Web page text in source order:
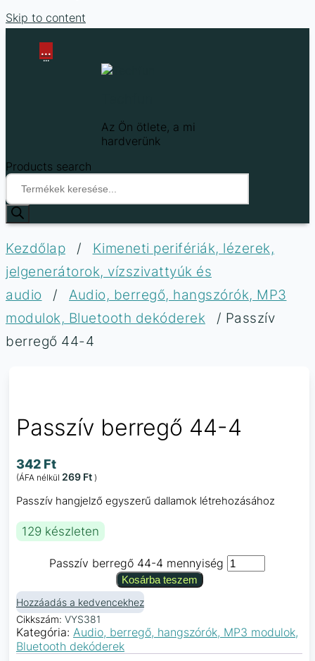
Skip to content
Az Ön ötlete, a mi
hardverünk
Products search
...
...
Kezdőlap /
Kimeneti perifériák, lézerek,
jelgenerátorok, vízszivattyúk és
audio
/
Audio, berregő, hangszórók, MP3
modulok, Bluetooth dekóderek
/ Passzív
berregő 44-4
Passzív berregő 44-4
342 Ft
(ÁFA nélkül 269 Ft )
Passzív hangjelző egyszerű dallamok létrehozásához
129 készleten
Passzív berregő 44-4 mennyiség
Kosárba teszem
Hozzáadás a kedvencekhez
Cikkszám: VYS381
Kategória: Audio, berregő, hangszórók, MP3 modulok,
Bluetooth dekóderek